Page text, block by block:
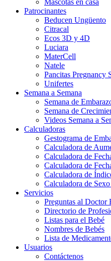
Mascotas en casa
Patrocinantes
Beducen Ungüento
Citracal
Ecos 3D y 4D
Luciara
MaterCell
Natele
Pancitas Pregnancy
Unifertes
Semana a Semana
Semana de
Semana de
Videos Semana a
Calculadoras
Gestograma de
Calculadora de
Calculadora de
Calculadora de
Calculadora de
Calculadora de
Servicios
Preguntas al Doctor
Directorio de
Listas para el Bebé
Nombres de Bebés
Lista de
Usuarios
Contáctenos